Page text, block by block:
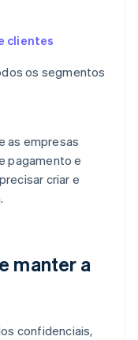
clientes
os segmentos
as empresas
pagamento e
criar e
manter a
confidenciais,